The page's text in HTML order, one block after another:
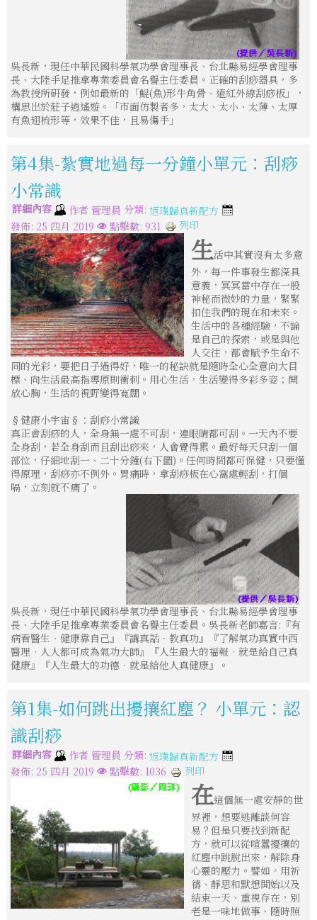
吳長新，現任中華民國科學氣功學會理事長、台北縣易經學會理事
長、大陸手足推拿專業委員會名譽主任委員。正確的刮痧器具，多
為教授所研發，例如最新的「鯤(魚)形牛角骨、遠紅外線刮痧板」，
構思出於莊子逍遙遊。「市面仿製者多，太大、太小、太薄、太厚
有魚翅梳形等，效果不佳，且易傷手」
第4集-紮實地過每一分鐘小單元：刮痧
小常識
詳細內容 作者 管理員 分類: 返璞歸真新配方
發佈: 25 四月 2019
點擊數: 931 列印
生活中其實沒有太多意
外，每一件事發生都深具
意義，冥冥當中存在一股
神秘而微妙的力量，緊緊
扣住我們的現在和未來。
生活中的各種經驗，不論
是自己的探索，或是與他
人交往，都會賦予生命不
同的光彩，要把日子過得好，唯一的秘訣就是隨時全心全意向大目
標、向生活最高指導原則衝刺。用心生活，生活變得多彩多姿；開
放心胸，生活的視野變得寬闊。
§健康小宇宙§：刮痧小常識
真正會刮痧的人，全身無一處不可刮，連眼睛都可刮。一天內不要
全身刮，若全身刮而且刮出痧來，人會覺得累。最好每天只刮一個
部位，仔細地刮一、二十分鐘(右下圖)。任何時間都可保健，只要懂
得原理，刮痧亦不例外。胃痛時，拿刮痧板在心窩處輕刮，打個
嗝，立刻就不痛了。
吳長新，現任中華民國科學氣功學會理事長、台北縣易經學會理事
長、大陸手足推拿專業委員會名譽主任委員。吳長新老師嘉言:『有
病看醫生‧健康靠自己』『講真話‧教真功』『了解氣功真實中西
醫理‧人人都可成為氣功大師』『人生最大的福報‧就是給自己真
健康』『人生最大的功德‧就是給他人真健康』。
第1集-如何跳出擾攘紅塵？ 小單元：認
識刮痧
詳細內容 作者 管理員 分類: 返璞歸真新配方
發佈: 25 四月 2019
點擊數: 1036 列印
在這個無一處安靜的世
界裡，想要逃離談何容
易？但是只要找到新配
方，就可以從喧囂擾攘的
紅塵中跳脫出來，解除身
心靈的壓力。譬如，用祈
禱、靜思和默想開始以及
結束一天、重視存在，別
老是一味地做事、隨時照